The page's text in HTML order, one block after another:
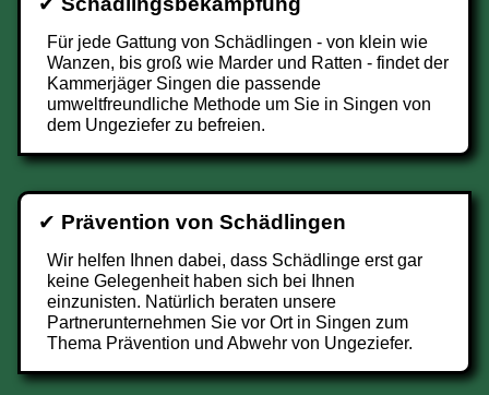
Für jede Gattung von Schädlingen - von klein wie
Wanzen, bis groß wie Marder und Ratten - findet der
Kammerjäger Singen die passende
umweltfreundliche Methode um Sie in Singen von
dem Ungeziefer zu befreien.
✔ Prävention von Schädlingen
Wir helfen Ihnen dabei, dass Schädlinge erst gar
keine Gelegenheit haben sich bei Ihnen
einzunisten. Natürlich beraten unsere
Partnerunternehmen Sie vor Ort in Singen zum
Thema Prävention und Abwehr von Ungeziefer.